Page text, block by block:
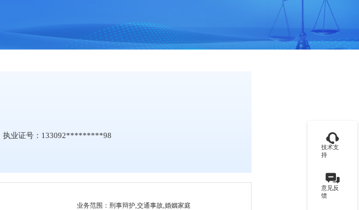
执业证号：133092*********98
业务范围：刑事辩护,交通事故,婚姻家庭
技术支
持
意见反
馈